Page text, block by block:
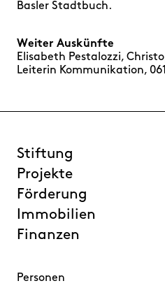
Basler Stadtbuch.
Weiter Auskünfte
Elisabeth Pestalozzi,
Leiterin Kommunikation,
Stiftung
Projekte
Förderung
Immobilien
Finanzen
Personen